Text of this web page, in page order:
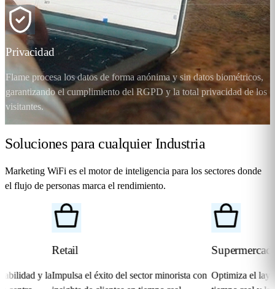
Privacidad
Flame procesa los datos de forma anónima y sin datos biométricos,
garantizando el cumplimiento del RGPD y la total privacidad de los
visitantes.
Soluciones para cualquier Industria
Marketing WiFi es el motor de inteligencia para los sectores donde
el flujo de personas marca el rendimiento.
y laImpulsa el éxito del sector minorista con
Supermercados
Optimiza el layout, la